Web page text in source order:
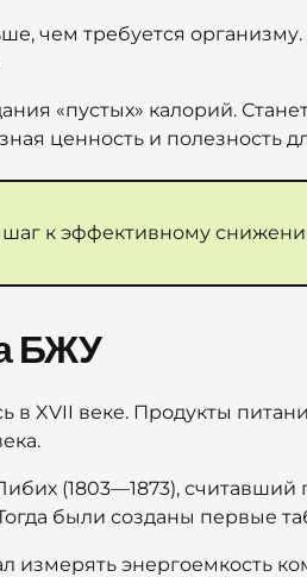
чем требуется
«пустых» калорий.
ценность и полезность
к эффективному
БЖУ
XVII веке. Продукты
(1803—1873),
были созданы первые
измерять энергоемкость